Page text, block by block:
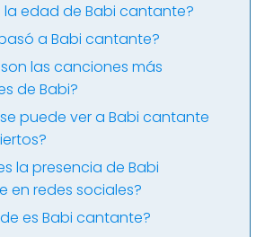
la edad de Babi cantante?
a Babi cantante?
las canciones más
de Babi?
puede ver a Babi cantante
la presencia de Babi
en redes sociales?
es Babi cantante?